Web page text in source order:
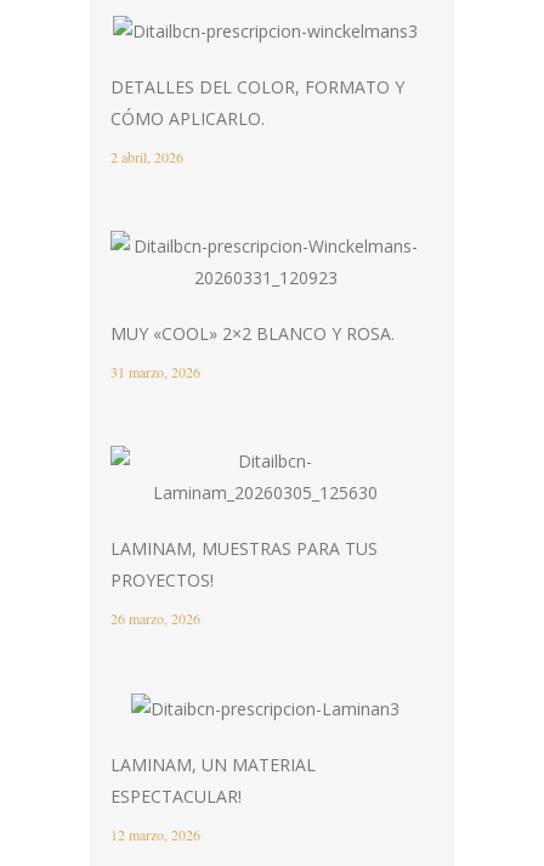
DETALLES DEL COLOR, FORMATO Y
CÓMO APLICARLO.
2 abril, 2026
MUY «COOL» 2×2 BLANCO Y ROSA.
31 marzo, 2026
LAMINAM, MUESTRAS PARA TUS
PROYECTOS!
26 marzo, 2026
LAMINAM, UN MATERIAL
ESPECTACULAR!
12 marzo, 2026